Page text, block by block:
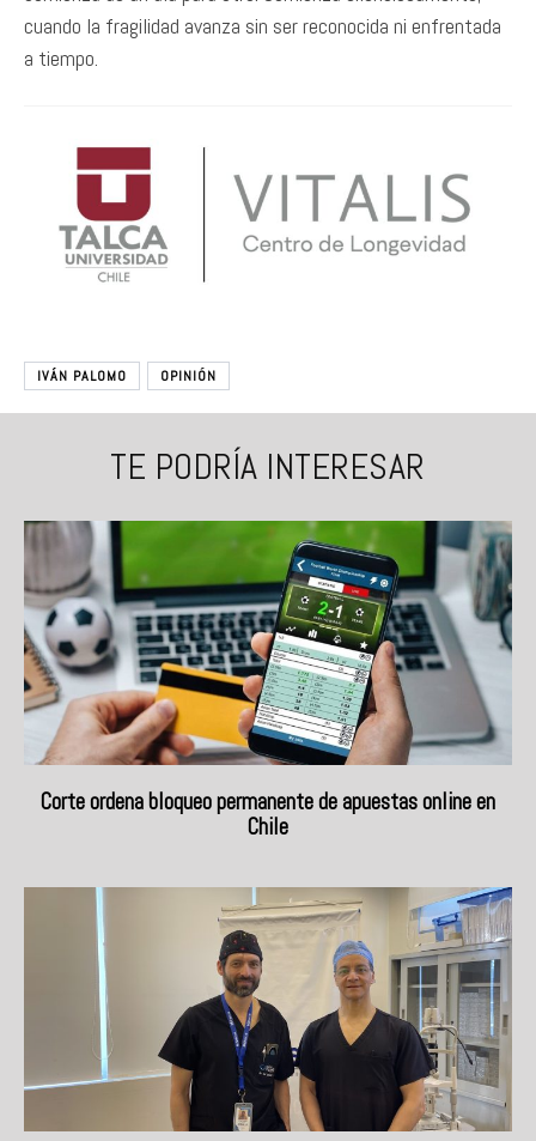
cuando la fragilidad avanza sin ser reconocida ni enfrentada
a tiempo.
IVÁN PALOMO OPINIÓN
TE PODRÍA INTERESAR
Corte ordena bloqueo permanente de apuestas online en
Chile